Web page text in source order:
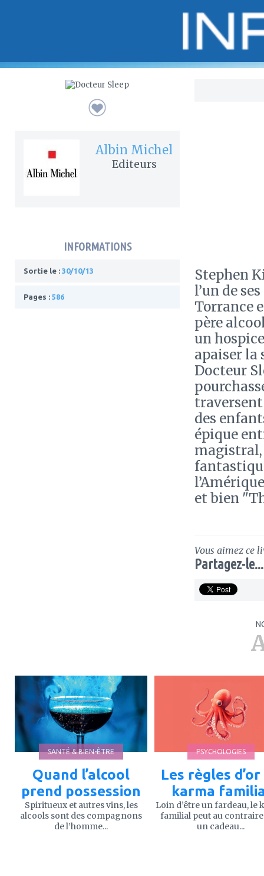
Albin Michel
Editeurs
INFORMATIONS
Sortie le : 30/10/13
Pages : 586
Stephen
l’un de
Torrance
père
un
apaiser la
Docteur
des
épique
magistral,
et bien
Vous aimez ce
Partagez-le...
à
mes
favoris
SANTÉ & BIEN-ÊTRE
Quand l’alcool
prend possession
Spiritueux et autres vins, les
alcools sont des compagnons
de l’homme...
PSYCHOLOGIES
Les règles d’or
karma
Loin d’être un fardeau, le
familial peut au
un cadeau...